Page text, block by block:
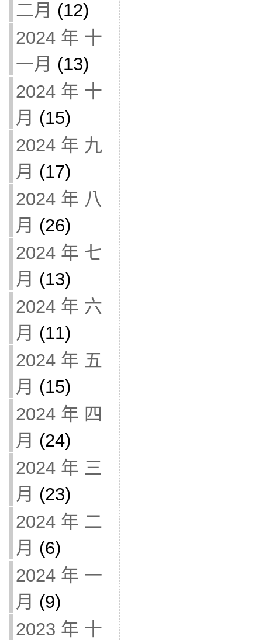
二月 (12)
2024 年 十
一月 (13)
2024 年 十
月 (15)
2024 年 九
月 (17)
2024 年 八
月 (26)
2024 年 七
月 (13)
2024 年 六
月 (11)
2024 年 五
月 (15)
2024 年 四
月 (24)
2024 年 三
月 (23)
2024 年 二
月 (6)
2024 年 一
月 (9)
2023 年 十